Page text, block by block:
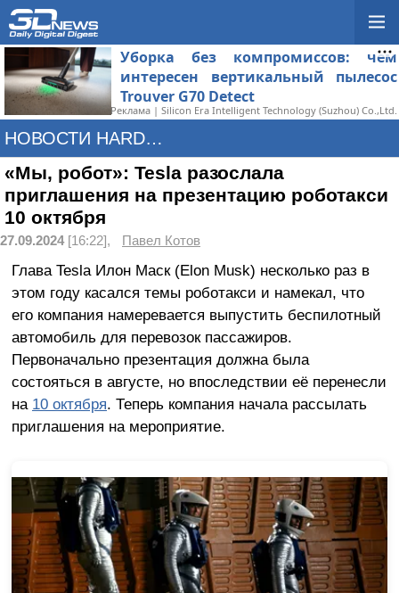
Уборка без компромиссов: чем
интересен вертикальный пылесос
Trouver G70 Detect
Реклама | Silicon Era Intelligent Technology (Suzhou) Co.,Ltd.
НОВОСТИ HARDWARE
«Мы, робот»: Tesla разослала
приглашения на презентацию роботакси
10 октября
27.09.2024[16:22], Павел Котов
Глава Tesla Илон Маск (Elon Musk) несколько раз в
этом году касался темы роботакси и намекал, что
его компания намеревается выпустить беспилотный
автомобиль для перевозок пассажиров.
Первоначально презентация должна была
состояться в августе, но впоследствии её перенесли
на 10 октября. Теперь компания начала рассылать
приглашения на мероприятие.